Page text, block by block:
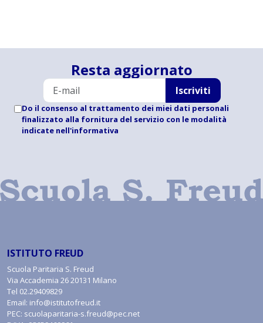
Resta aggiornato
Iscriviti
Do il consenso al trattamento dei miei dati personali
finalizzato alla fornitura del servizio con le modalità
indicate nell'informativa
ISTITUTO FREUD
Scuola Paritaria S. Freud
Via Accademia 26 20131 Milano
Tel 02.29409829
Email: info@istitutofreud.it
PEC: scuolaparitaria-s.freud@pec.net